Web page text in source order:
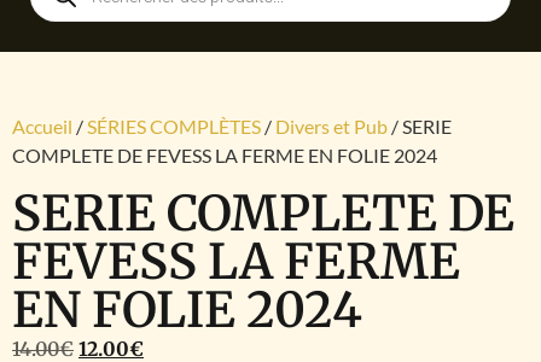
Accueil /SÉRIES COMPLÈTES / Divers et Pub / SERIE
COMPLETE DE FEVESS LA FERME EN FOLIE 2024
SERIE COMPLETE DE
FEVESS LA FERME
EN FOLIE 2024
14.00€ 12.00€